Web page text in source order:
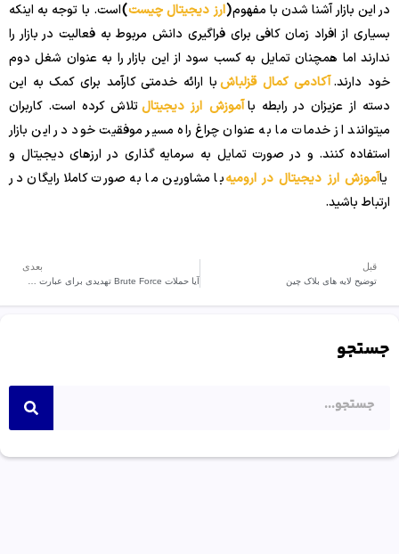
در این بازار آشنا شدن با مفهوم(ارز دیجیتال چیست)است. با توجه به اینکه
بسیاری از افراد زمان کافی برای فراگیری دانش مربوط به فعالیت در بازار را
ندارند اما همچنان تمایل به کسب سود از این بازار را به عنوان شغل دوم
خود دارند.آکادمی کمال قزلباشبا ارائه خدمتی کارآمد برای کمک به این
دسته از عزیزان در رابطه باآموزش ارز دیجیتالتلاش کرده است. کاربران
میتوانند از خدمات ما به عنوان چراغ راه مسیر موفقیت خود در این بازار
استفاده کنند. و در صورت تمایل به سرمایه گذاری در ارزهای دیجیتال و
یاآموزش ارز دیجیتال در ارومیهبا مشاورین ما به صورت کاملا رایگان در
ارتباط باشید.
قبل
توضیح لایه های بلاک چین
بعدی
جستجو